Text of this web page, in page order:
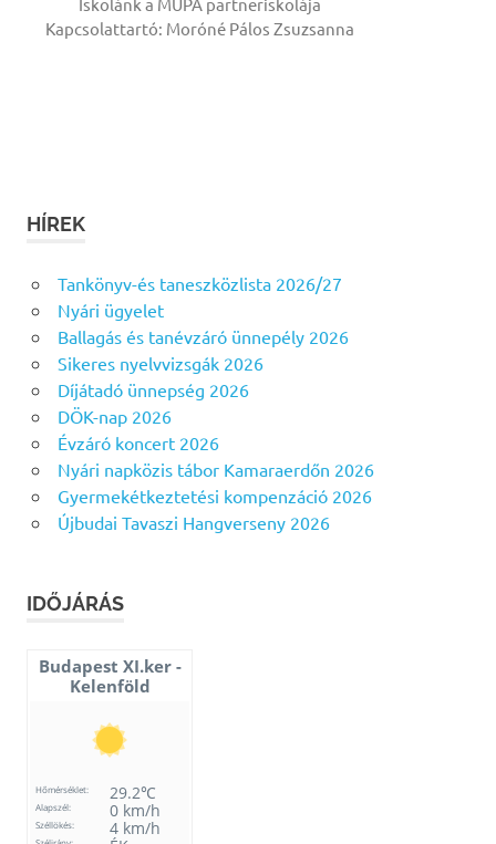
Iskolánk a MÜPA partneriskolája
Kapcsolattartó: Moróné Pálos Zsuzsanna
HÍREK
Tankönyv-és taneszközlista 2026/27
Nyári ügyelet
Ballagás és tanévzáró ünnepély 2026
Sikeres nyelvvizsgák 2026
Díjátadó ünnepség 2026
DÖK-nap 2026
Évzáró koncert 2026
Nyári napközis tábor Kamaraerdőn 2026
Gyermekétkeztetési kompenzáció 2026
Újbudai Tavaszi Hangverseny 2026
IDŐJÁRÁS